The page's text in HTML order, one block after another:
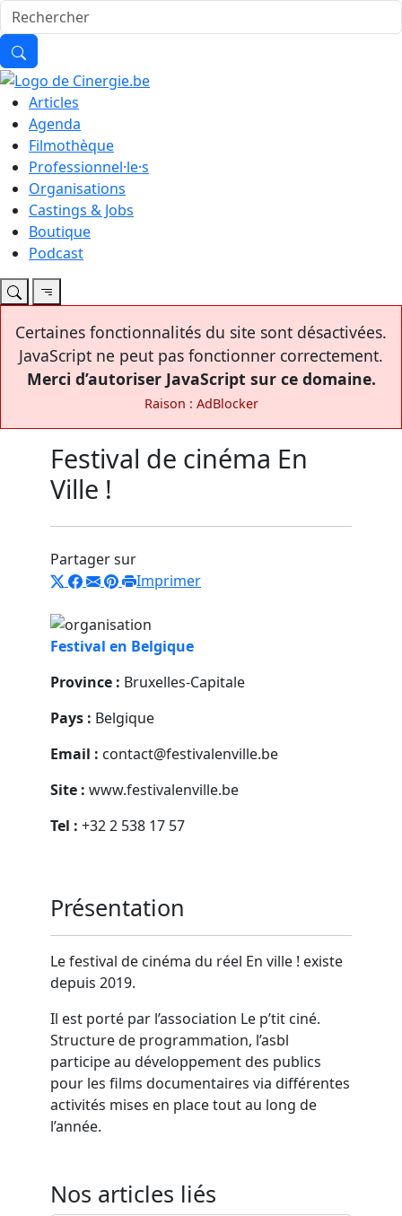
Articles
Agenda
Filmothèque
Professionnel·le·s
Organisations
Castings & Jobs
Boutique
Podcast
Certaines fonctionnalités du site sont désactivées.
JavaScript ne peut pas fonctionner correctement.
Merci d’autoriser JavaScript sur ce domaine.
Raison : AdBlocker
Festival de cinéma En
Ville !
Partager sur
Imprimer
Festival en Belgique
Province : Bruxelles-Capitale
Pays : Belgique
Email : contact@festivalenville.be
Site : www.festivalenville.be
Tel : +32 2 538 17 57
Présentation
Le festival de cinéma du réel En ville ! existe
depuis 2019.
Il est porté par l’association Le p’tit ciné.
Structure de programmation, l’asbl
participe au développement des publics
pour les films documentaires via différentes
activités mises en place tout au long de
l’année.
Nos articles liés